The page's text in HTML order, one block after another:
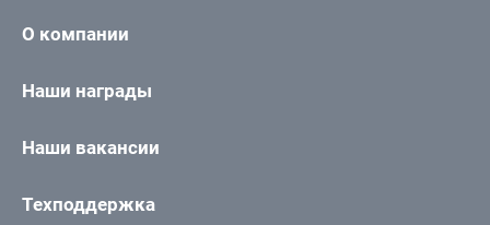
О компании
Наши награды
Наши вакансии
Техподдержка